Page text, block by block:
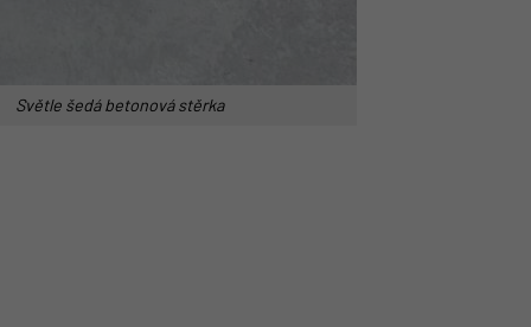
Světle šedá betonová stěrka